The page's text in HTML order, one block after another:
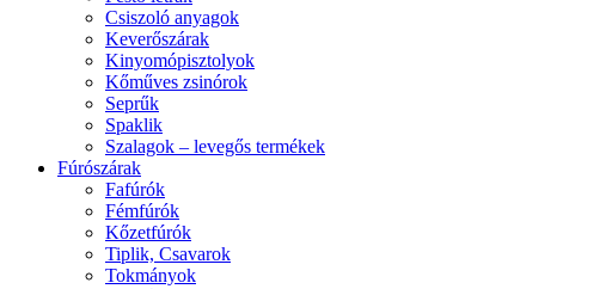
Csiszoló anyagok
Keverőszárak
Kinyomópisztolyok
Kőműves zsinórok
Seprűk
Spaklik
Szalagok – levegős termékek
Fúrószárak
Fafúrók
Fémfúrók
Kőzetfúrók
Tiplik, Csavarok
Tokmányok